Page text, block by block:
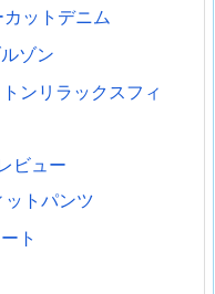
ットデニム
ゾン
ンリラックスフィ
ビュー
トパンツ
ト